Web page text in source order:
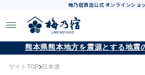
梅乃宿酒造公式 オンラインショ
熊本県熊本地方を震源とする地震
サイトTOP 日本酒